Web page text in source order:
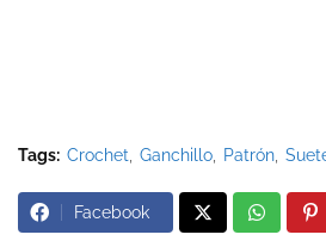
Tags: Crochet Ganchillo Patrón
Facebook